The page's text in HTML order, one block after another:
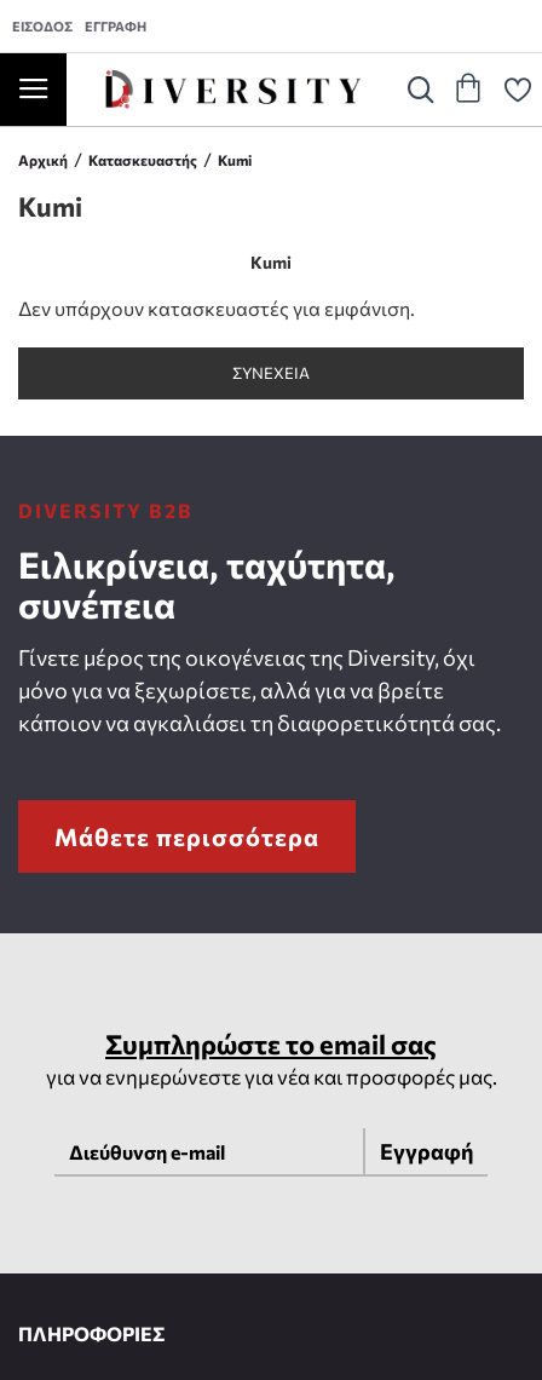
ΕΊΣΟΔΟΣ ΕΓΓΡΑΦΉ
Αρχική Κατασκευαστής Kumi
Kumi
Kumi
Δεν υπάρχουν κατασκευαστές για εμφάνιση.
ΣΥΝΈΧΕΙΑ
DIVERSITY B2B
Ειλικρίνεια, ταχύτητα,
συνέπεια
Γίνετε μέρος της οικογένειας της Diversity, όχι
μόνο για να ξεχωρίσετε, αλλά για να βρείτε
κάποιον να αγκαλιάσει τη διαφορετικότητά σας.
Μάθετε περισσότερα
Συμπληρώστε το email σας
για να ενημερώνεστε για νέα και προσφορές μας.
Εγγραφή
ΠΛΗΡΟΦΟΡΙΕΣ